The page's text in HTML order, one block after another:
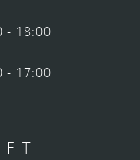
- 18:00
- 17:00